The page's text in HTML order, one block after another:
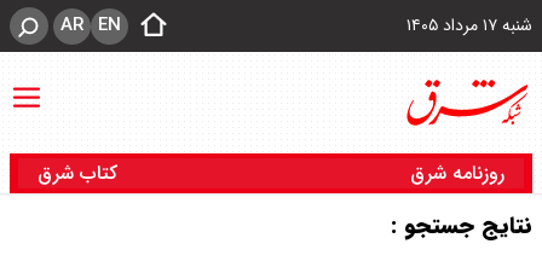
شنبه ۱۷ مرداد ۱۴۰۵ EN
AR
روزنامه شرق کتاب شرق
نتایج جستجو :